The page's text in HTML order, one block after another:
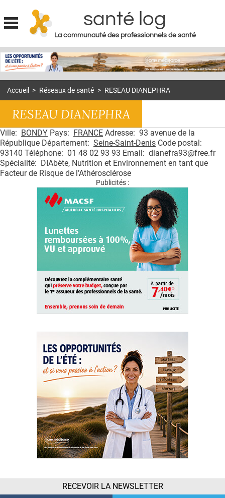
Jump to navigation
santé log
La communauté des professionnels de santé
MON COMPTE
ACTUS
DOSSIERS
RÉSEAUX
E-REVUE SAD
QUI SOMMES-NOUS ?
CONDITIONS GÉNÉRALES
Accueil > Réseaux de santé > RESEAU DIANEPHRA
RESEAU DIANEPHRA
Ville: BONDY Pays: FRANCE Adresse: 93 avenue de la
République Département: Seine-Saint-Denis Code postal:
93140 Téléphone: 01 48 02 93 93 Email: dianefra93@free.fr
Spécialité: DIAbète, Nutrition et Environnement en tant que
Facteur de Risque de l’Athérosclérose
Publicités :
RECEVOIR LA NEWSLETTER